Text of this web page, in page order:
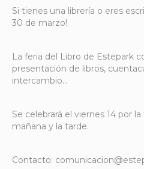
Si tienes una librería o eres
30 de marzo!
La feria del Libro de Estepark
presentación de libros,
intercambio…
Se celebrará el viernes 14 por
mañana y la tarde.
Contacto: